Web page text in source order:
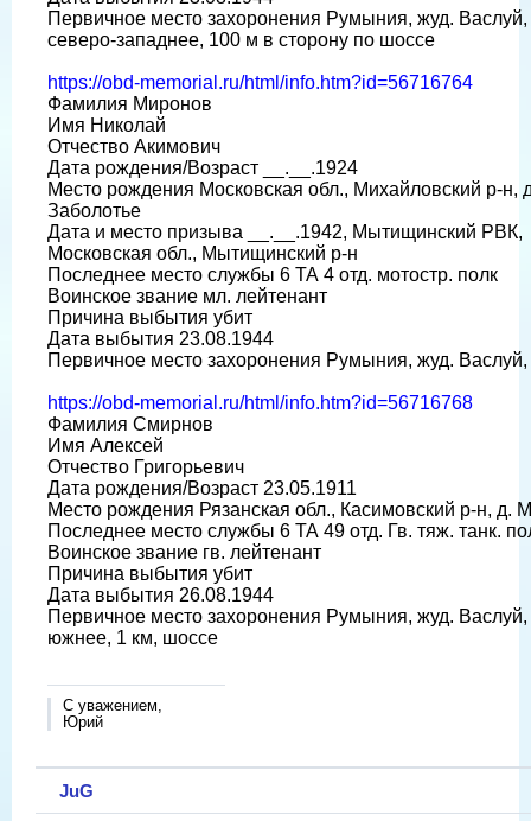
Первичное место захоронения Румыния, жуд. Васлуй,
северо-западнее, 100 м в сторону по шоссе
https://obd-memorial.ru/html/info.htm?id=56716764
Фамилия Миронов
Имя Николай
Отчество Акимович
Дата рождения/Возраст __.__.1924
Место рождения Московская обл., Михайловский р-н,
Заболотье
Дата и место призыва __.__.1942, Мытищинский РВК,
Московская обл., Мытищинский р-н
Последнее место службы 6 ТА 4 отд. мотостр. полк
Воинское звание мл. лейтенант
Причина выбытия убит
Дата выбытия 23.08.1944
Первичное место захоронения Румыния, жуд. Васлуй,
https://obd-memorial.ru/html/info.htm?id=56716768
Фамилия Смирнов
Имя Алексей
Отчество Григорьевич
Дата рождения/Возраст 23.05.1911
Место рождения Рязанская обл., Касимовский р-н, д.
Последнее место службы 6 ТА 49 отд. Гв. тяж. танк.
Воинское звание гв. лейтенант
Причина выбытия убит
Дата выбытия 26.08.1944
Первичное место захоронения Румыния, жуд. Васлуй,
южнее, 1 км, шоссе
С уважением,
Юрий
JuG